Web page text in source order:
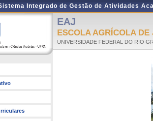
Integrado de Gestão de Atividades
EAJ
ESCOLA AGRÍCOLA DE
UNIVERSIDADE FEDERAL DO RIO